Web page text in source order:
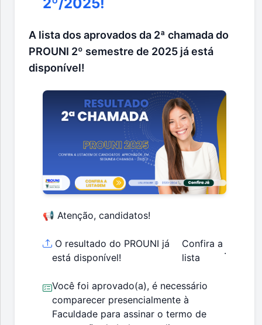
A lista dos aprovados da 2ª chamada do
PROUNI 2º semestre de 2025 já está
disponível!
📢 Atenção, candidatos!
O resultado do PROUNI já
está disponível!
Confira a
lista
.
Você foi aprovado(a), é necessário
comparecer presencialmente à
Faculdade para assinar o termo de